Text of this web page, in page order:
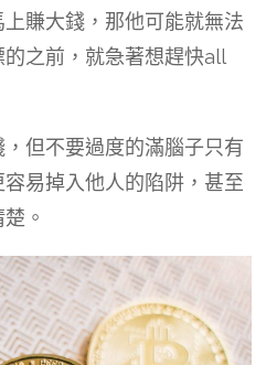
賺大錢，那他可能就無法
之前，就急著想趕快all
但不要過度的滿腦子只有
易掉入他人的陷阱，甚至
。